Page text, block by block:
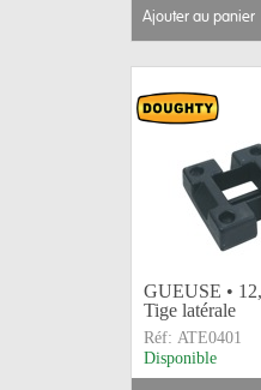
ajouter au panier
GUEUSE •
Tige latérale
Réf: ATE0401
Disponible